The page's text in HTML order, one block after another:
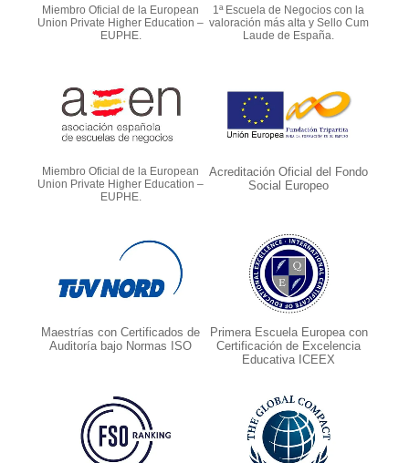
Miembro Oficial de la European
Union Private Higher Education –
EUPHE.
1ª Escuela de Negocios con la
valoración más alta y Sello Cum
Laude de España.
Miembro Oficial de la European
Union Private Higher Education –
EUPHE.
Acreditación Oficial del Fondo
Social Europeo
Maestrías con Certificados de
Auditoría bajo Normas ISO
Primera Escuela Europea con
Certificación de Excelencia
Educativa ICEEX